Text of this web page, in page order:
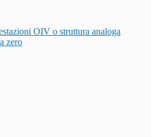
OIV o struttura analoga
zero